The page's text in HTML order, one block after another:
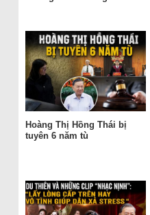
Hoàng Thị Hồng Thái bị
tuyên 6 năm tù